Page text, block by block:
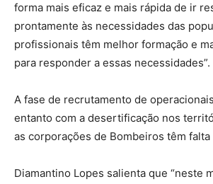
forma mais eficaz e mais rápida de ir
prontamente às necessidades das
profissionais têm melhor formação e
para responder a essas necessidades”.
A fase de recrutamento de
entanto com a desertificação nos
as corporações de Bombeiros têm
Diamantino Lopes salienta que “neste